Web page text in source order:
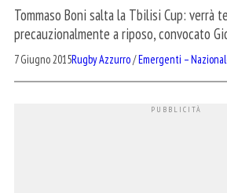
Tommaso Boni salta la Tbilisi Cup: verrà
precauzionalmente a riposo, convocato
7 Giugno 2015Rugby Azzurro/Emergenti –